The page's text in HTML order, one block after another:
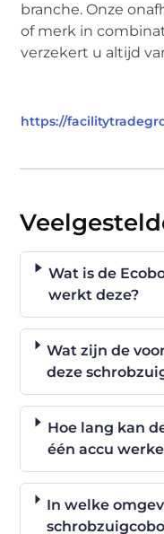
branche. Onze
of merk in
verzekert u altijd
https://
Wat is de
werkt deze?
Wat zijn de
deze
Hoe lang kan
één accu
In welke